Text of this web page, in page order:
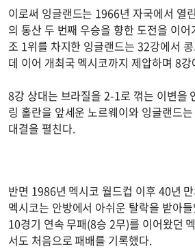
이로써 잉글랜드는 1966년 자국에서 열
의 통산 두 번째 우승을 향한 도전을 이
조 1위를 차지한 잉글랜드는 32강에서
데 이어 개최국 멕시코까지 제압하며 8
8강 상대는 브라질을 2-1로 꺾는 이변을
링 홀란을 앞세운 노르웨이와 잉글랜드
대결을 펼친다.
반면 1986년 멕시코 월드컵 이후 40년
멕시코는 안방에서 아쉬운 탈락을 받아
10경기 연속 무패(8승 2무)를 이어왔던
서도 처음으로 패배를 기록했다.